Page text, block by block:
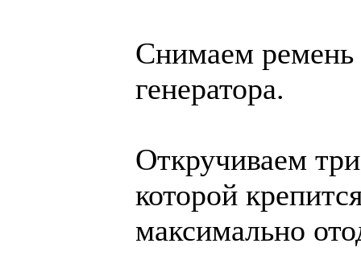
Снимаем
генератора.
Откручиваем
которой
максимально